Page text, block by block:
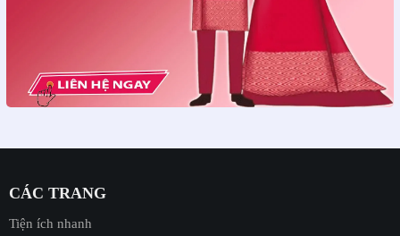
CÁC TRANG
Tiện ích nhanh